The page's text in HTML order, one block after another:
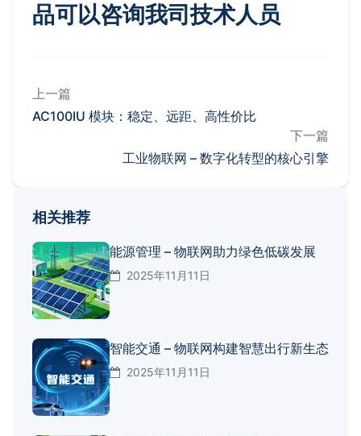
品可以咨询我司技术人员
上一篇
AC100IU 模块：稳定、远距、高性价比
下一篇
工业物联网 – 数字化转型的核心引擎
相关推荐
能源管理 – 物联网助力绿色低碳发展
2025年11月11日
智能交通 – 物联网构建智慧出行新生态
2025年11月11日